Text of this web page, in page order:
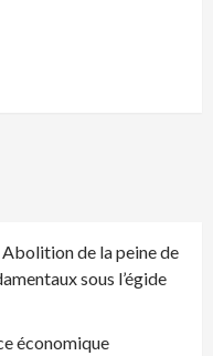
de la peine de
sous l’égide
économique